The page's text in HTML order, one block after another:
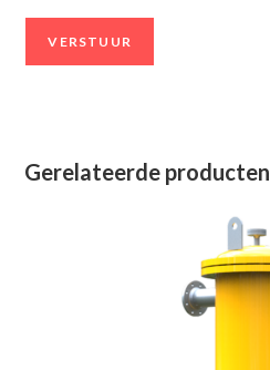
Gerelateerde producten